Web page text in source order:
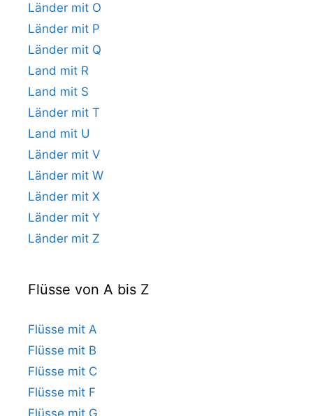
Länder mit O
Länder mit P
Länder mit Q
Land mit R
Land mit S
Länder mit T
Land mit U
Länder mit V
Länder mit W
Länder mit X
Länder mit Y
Länder mit Z
Flüsse von A bis Z
Flüsse mit A
Flüsse mit B
Flüsse mit C
Flüsse mit F
Flüsse mit G